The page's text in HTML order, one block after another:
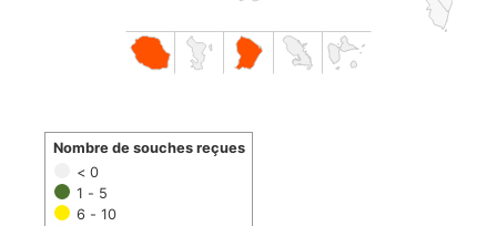
< 0
1 - 5
6 - 10
Nombre de souches reçues